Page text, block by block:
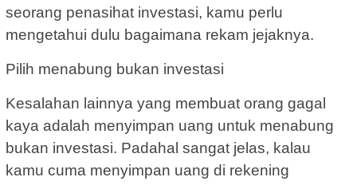
seorang penasihat investasi, kamu perlu
mengetahui dulu bagaimana rekam jejaknya.
Pilih menabung bukan investasi
Kesalahan lainnya yang membuat orang gagal
kaya adalah menyimpan uang untuk menabung
bukan investasi. Padahal sangat jelas, kalau
kamu cuma menyimpan uang di rekening